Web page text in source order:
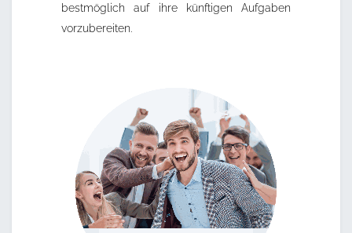
bestmöglich auf ihre künftigen Aufgaben
vorzubereiten.